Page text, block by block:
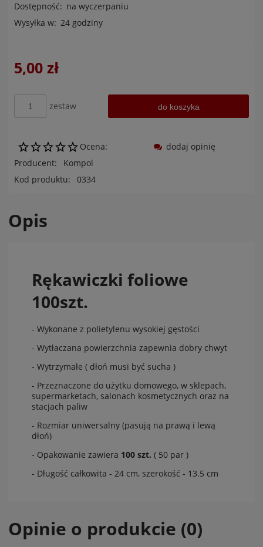
Dostępność: na wyczerpaniu
Wysyłka w: 24 godziny
5,00 zł
zestaw do koszyka
Ocena:
Producent:
Kompol
Kod produktu:
0334
dodaj opinię
Opis
Rękawiczki foliowe
100szt.
- Wykonane z polietylenu wysokiej gęstości
- Wytłaczana powierzchnia zapewnia dobry chwyt
- Wytrzymałe ( dłoń musi być sucha )
- Przeznaczone do użytku domowego, w sklepach,
supermarketach, salonach kosmetycznych oraz na
stacjach paliw
- Rozmiar uniwersalny (pasują na prawą i lewą
dłoń)
- Opakowanie zawiera 100 szt. ( 50 par )
- Długość całkowita - 24 cm, szerokość - 13.5 cm
Opinie o produkcie (0)